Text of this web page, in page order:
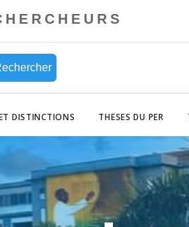
DISTINCTIONS THESES DU PER